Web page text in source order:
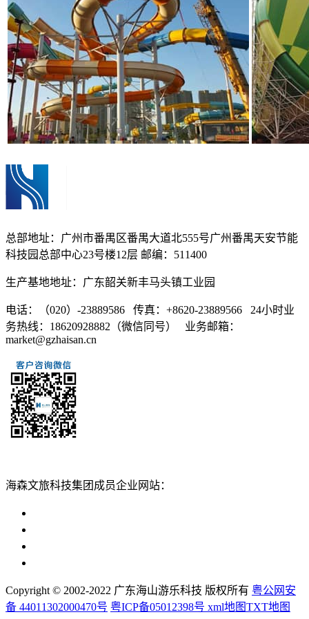
总部地址：广州市番禺区番禺大道北555号广州番禺天安节能
科技园总部中心23号楼12层 邮编：511400
生产基地地址：广东韶关新丰马头镇工业园
电话：（020）-23889586 传真：+8620-23889566 24小时业
务热线：18620928882（微信同号） 业务邮箱：
market@gzhaisan.cn
海森文旅科技集团成员企业网站：
Copyright © 2002-2022 广东海山游乐科技 版权所有 粤公网安
备 44011302000470号 粤ICP备05012398号 xml地图TXT地图